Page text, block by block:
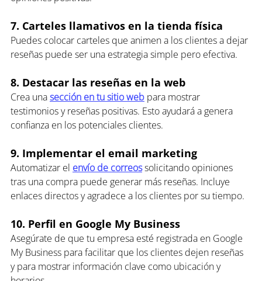
7. Carteles llamativos en la tienda física
Puedes colocar carteles que animen a los clientes a dejar
reseñas puede ser una estrategia simple pero efectiva.
8. Destacar las reseñas en la web
Crea una sección en tu sitio web para mostrar
testimonios y reseñas positivas. Esto ayudará a genera
confianza en los potenciales clientes.
9. Implementar el email marketing
Automatizar el envío de correos solicitando opiniones
tras una compra puede generar más reseñas. Incluye
enlaces directos y agradece a los clientes por su tiempo.
10. Perfil en Google My Business
Asegúrate de que tu empresa esté registrada en Google
My Business para facilitar que los clientes dejen reseñas
y para mostrar información clave como ubicación y